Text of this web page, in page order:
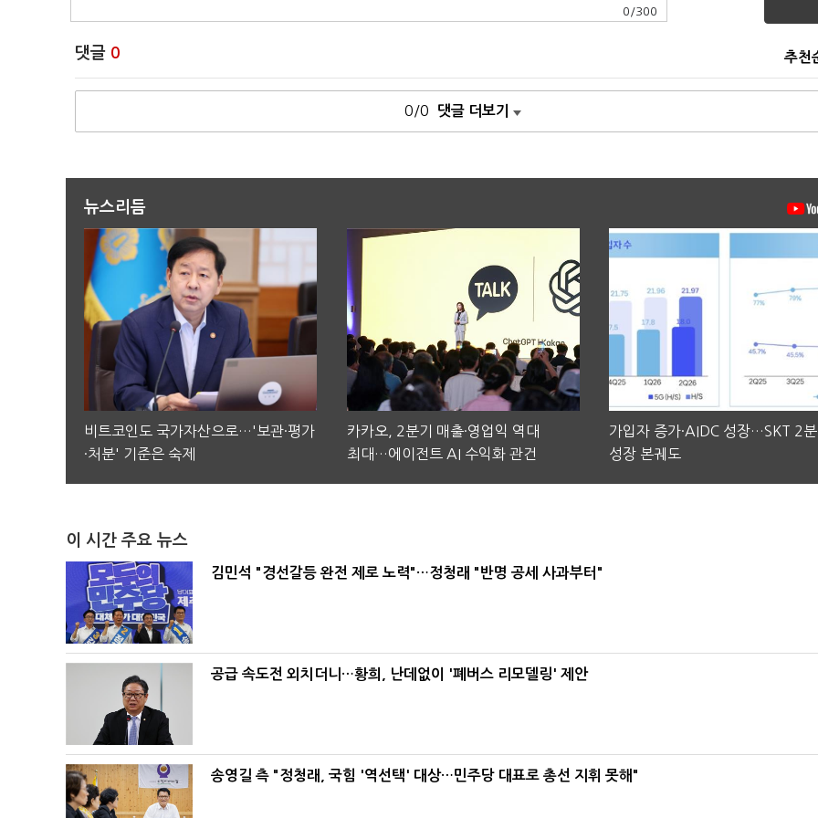
0 /300
댓글 0 추천
0/0 댓글 더보기
뉴스리듬
비트코인도 국가자산으로…'보관·평가
·처분' 기준은 숙제
카카오, 2분기 매출·영업익 역대
최대…에이전트 AI 수익화 관건
가입자 증가·AIDC 성장…SKT 2
성장 본궤도
이 시간 주요 뉴스
김민석 "경선갈등 완전 제로 노력"…정청래 "반명 공세 사과부터"
공급 속도전 외치더니…황희, 난데없이 '폐버스 리모델링' 제안
송영길 측 "정청래, 국힘 '역선택' 대상…민주당 대표로 총선 지휘 못해"